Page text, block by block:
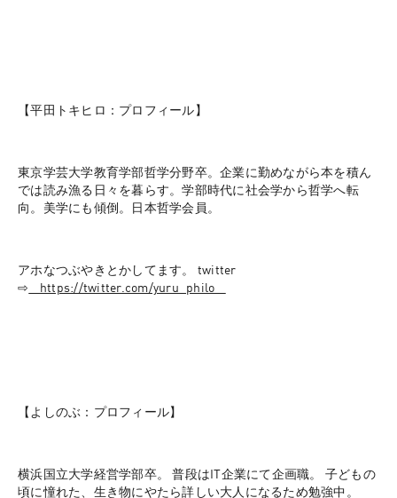
【平田トキヒロ：プロフィール】
東京学芸大学教育学部哲学分野卒。企業に勤めながら本を積ん
では読み漁る日々を暮らす。学部時代に社会学から哲学へ転
向。美学にも傾倒。日本哲学会員。
アホなつぶやきとかしてます。 twitter
⇨ ⁠⁠⁠⁠⁠⁠⁠⁠⁠⁠⁠⁠⁠⁠⁠⁠⁠⁠⁠⁠⁠⁠⁠⁠⁠⁠⁠⁠⁠⁠⁠⁠⁠⁠⁠⁠⁠⁠⁠⁠⁠⁠⁠⁠⁠⁠⁠⁠⁠⁠https://twitter.com/yuru_philo⁠⁠⁠⁠⁠⁠⁠⁠⁠⁠⁠⁠⁠⁠⁠⁠⁠⁠⁠⁠⁠⁠⁠⁠⁠⁠⁠⁠⁠⁠⁠⁠⁠⁠⁠⁠⁠⁠⁠⁠⁠⁠⁠⁠⁠⁠⁠⁠⁠⁠
【よしのぶ：プロフィール】
横浜国立大学経営学部卒。 普段はIT企業にて企画職。 子どもの
頃に憧れた、生き物にやたら詳しい大人になるため勉強中。